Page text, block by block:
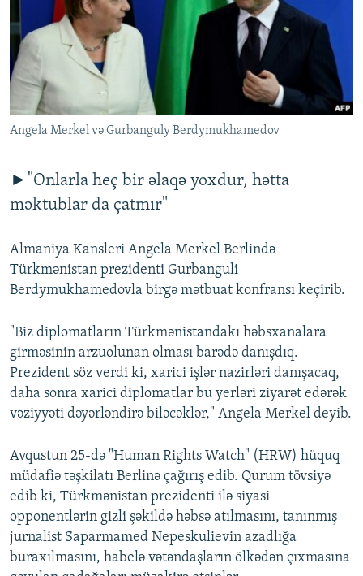
İNFOQRAFIKA
KARIKATURA
AZƏRBAYCAN ƏDƏBIYYATI KITABXANASI
İSLAM VƏ DEMOKRATIYA
İZ - MƏDƏNIYYƏT PROQRAMI
MISSIYAMIZ
PEŞƏ ETIKASI VƏ JURNALISTIKA STANDARTLARIMIZ
MATERIALLARIMIZDAN ISTIFADƏ
AZADLIQRADIOSU MOBIL TELEFONUNUZDA
BIZIMLƏ ƏLAQƏ
BIZI IZLƏ
RFE/RL-in bütün saytları
Angela Merkel və Gurbanguly Berdymukhamedov
►"Onlarla heç bir əlaqə yoxdur, hətta
məktublar da çatmır"
Almaniya Kansleri Angela Merkel Berlində
Türkmənistan prezidenti Gurbanguli
Berdymukhamedovla birgə mətbuat konfransı keçirib.
"Biz diplomatların Türkmənistandakı həbsxanalara
girməsinin arzuolunan olması barədə danışdıq.
Prezident söz verdi ki, xarici işlər nazirləri danışacaq,
daha sonra xarici diplomatlar bu yerləri ziyarət edərək
vəziyyəti dəyərləndirə biləcəklər," Angela Merkel deyib.
Avqustun 25-də "Human Rights Watch" (HRW) hüquq
müdafiə təşkilatı Berlinə çağırış edib. Qurum tövsiyə
edib ki, Türkmənistan prezidenti ilə siyasi
opponentlərin gizli şəkildə həbsə atılmasını, tanınmış
jurnalist Saparmamed Nepeskulievin azadlığa
buraxılmasını, habelə vətəndaşların ölkədən çıxmasına